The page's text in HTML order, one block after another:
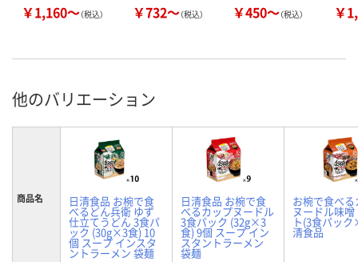
￥1,160～（税込） ￥732～（税込） ￥450～（税込） ￥
他のバリエーション
商品名 日清食品 お椀で食
べるどん兵衛 ゆず
仕立てうどん 3食パ
ック (30g×3食) 10
個 スープ インスタ
ントラーメン 袋麺
日清食品 お椀で食
べるカップヌードル
3食パック (32g×3
食) 9個 スープ イン
スタントラーメン
袋麺
お椀で食べ
ヌードル味噌
ト(3食パッ
清食品